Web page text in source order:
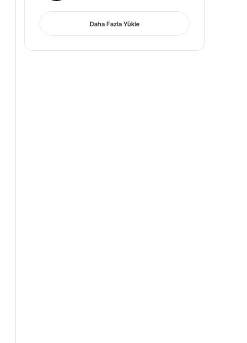
Daha Fazla Yükle